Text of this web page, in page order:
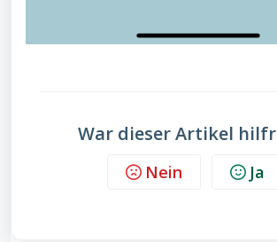
War dieser Artikel
Nein Ja